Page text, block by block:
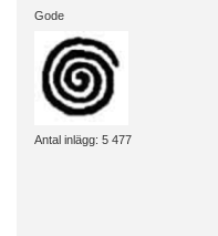
Gode
Antal inlägg: 5 477